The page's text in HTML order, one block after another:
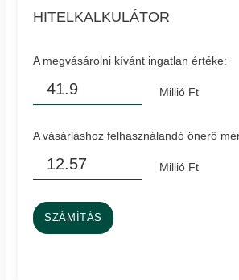
HITELKALKULÁTOR
A megvásárolni kívánt ingatlan értéke:
Millió Ft
A vásárláshoz felhasználandó önerő
Millió Ft
SZÁMÍTÁS